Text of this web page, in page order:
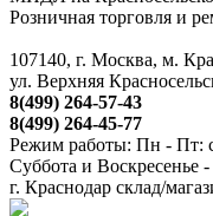
Розничная торговля и
107140, г. Москва, м.
ул. Верхняя
8(499) 264-57-43
8(499) 264-45-77
Режим работы: Пн - Пт:
Суббота и Воскресенье
г. Краснодар склад/